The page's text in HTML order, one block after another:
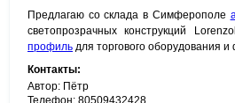
Предлагаю со склада в Симферополе
светопрозрачных конструкций
профиль для торгового оборудования
Контакты:
Автор: Пётр